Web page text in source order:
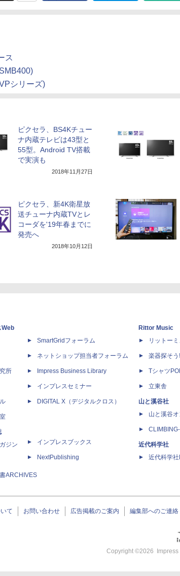
ス
シリーズ)
ピクセラ、BS4Kチュー
ナ内蔵テレビは43型と
55型。Android TV搭載
で実演も
2018年11月27日
ピクセラ、新4K衛星放
送チューナ内蔵TVとレ
コーダを'19年春までに
発売へ
2018年10月12日
Web
所
ジン
ARCHIVES
SmartGridフォーラム
ネットショップ担当者フォーラム
Impress Business Library
インプレスセミナー
DIGITAL X（デジタルクロス）
インプレスブックス
NextPublishing
Rittor Music
リットー
楽器探そう
Tシャツ
立東舎
山と溪谷社
山と溪谷
近代科学社
近代科学社
て お問い合わせ 広告掲載のご案内 編集部へのご連絡
Copyright ©2026